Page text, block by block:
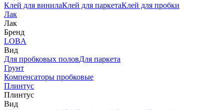
Клей для винилаКлей для паркетаКлей для пробки
Лак
Лак
Бренд
LOBA
Вид
Для пробковых половДля паркета
Грунт
Компенсаторы пробковые
Плинтус
Плинтус
Вид